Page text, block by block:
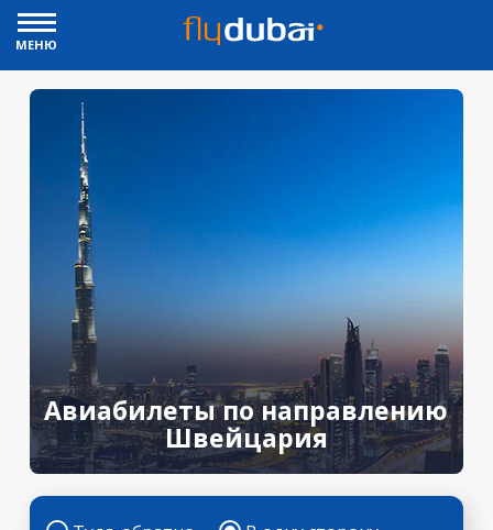
МЕНЮ
Авиабилеты по направлению
Швейцария